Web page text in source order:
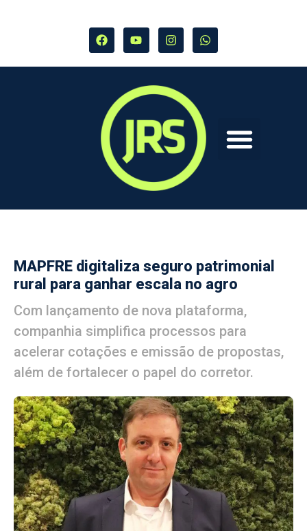
MAPFRE digitaliza seguro patrimonial
rural para ganhar escala no agro
Com lançamento de nova plataforma,
companhia simplifica processos para
acelerar cotações e emissão de propostas,
além de fortalecer o papel do corretor.